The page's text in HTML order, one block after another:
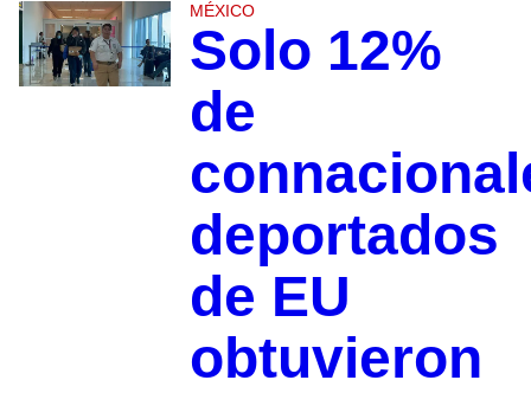
MÉXICO
Solo 12%
de
deportados
de EU
obtuvieron